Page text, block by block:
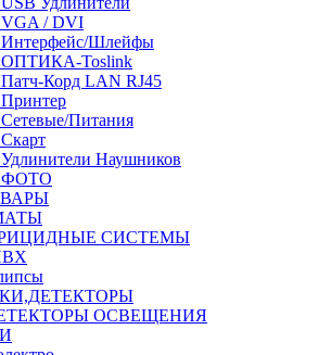
/ DVI
Шлейфы
Toslink
Корд LAN RJ45
Питания
Наушников
ФОТО
СИСТЕМЫ
ОСВЕЩЕНИЯ